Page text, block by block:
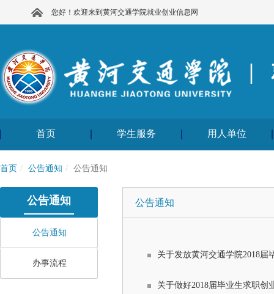
您好！欢迎来到黄河交通学院就业创业信息网
|
首页 学生服务 用人单位
首页 公告通知 公告通知
公告通知
公告通知
办事流程
公告通知
关于发放黄河交通学院2018届
关于做好2018届毕业生求职创